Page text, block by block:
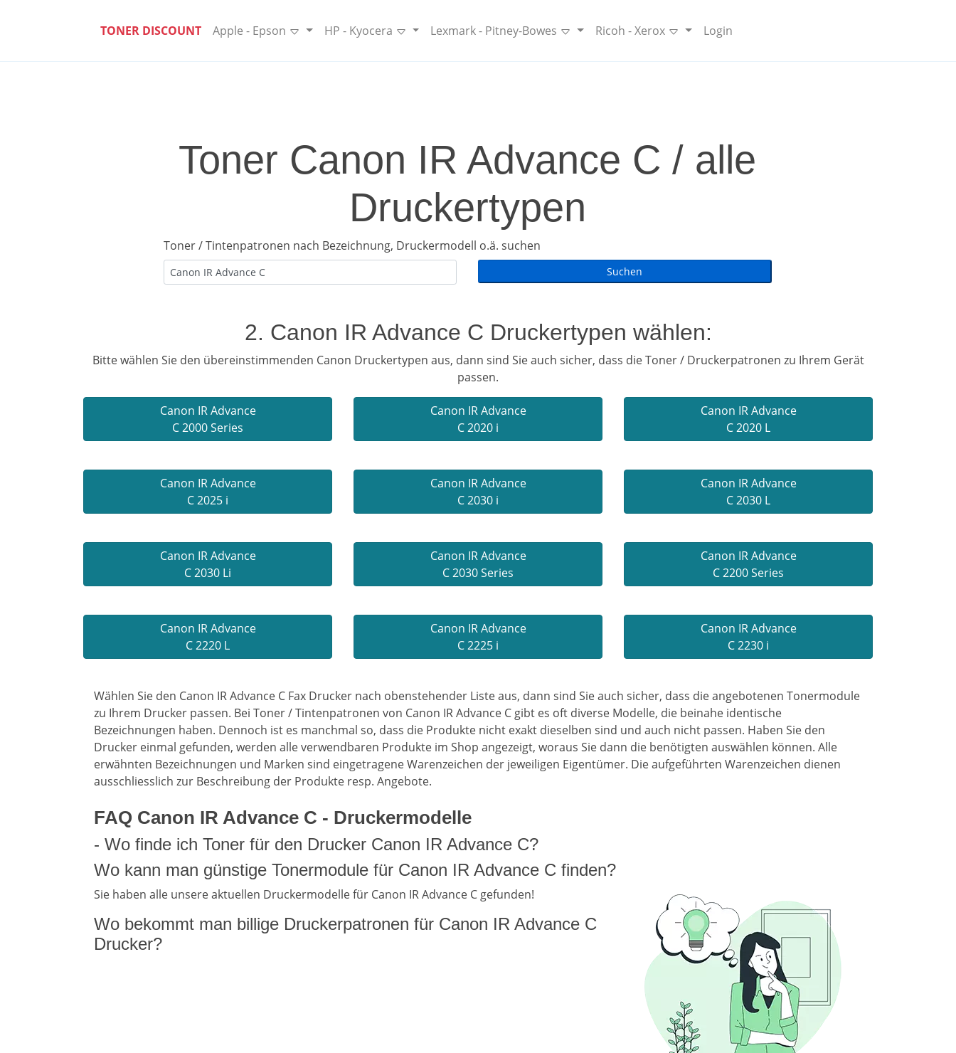
TONER DISCOUNT Apple - Epson HP - Kyocera Lexmark - Pitney-Bowes Ricoh - Xerox Login
Toner Canon IR Advance C / alle
Druckertypen
Toner / Tintenpatronen nach Bezeichnung, Druckermodell o.ä. suchen
2. Canon IR Advance C Druckertypen wählen:
Bitte wählen Sie den übereinstimmenden Canon Druckertypen aus, dann sind Sie auch sicher, dass die Toner / Druckerpatronen zu Ihrem Gerät
passen.
Canon IR Advance
C 2000 Series
Canon IR Advance
C 2020 i
Canon IR Advance
C 2020 L
Canon IR Advance
C 2025 i
Canon IR Advance
C 2030 i
Canon IR Advance
C 2030 L
Canon IR Advance
C 2030 Li
Canon IR Advance
C 2030 Series
Canon IR Advance
C 2200 Series
Canon IR Advance
C 2220 L
Canon IR Advance
C 2225 i
Canon IR Advance
C 2230 i
Wählen Sie den Canon IR Advance C Fax Drucker nach obenstehender Liste aus, dann sind Sie auch sicher, dass die angebotenen Tonermodule
zu Ihrem Drucker passen. Bei Toner / Tintenpatronen von Canon IR Advance C gibt es oft diverse Modelle, die beinahe identische
Bezeichnungen haben. Dennoch ist es manchmal so, dass die Produkte nicht exakt dieselben sind und auch nicht passen. Haben Sie den
Drucker einmal gefunden, werden alle verwendbaren Produkte im Shop angezeigt, woraus Sie dann die benötigten auswählen können. Alle
erwähnten Bezeichnungen und Marken sind eingetragene Warenzeichen der jeweiligen Eigentümer. Die aufgeführten Warenzeichen dienen
ausschliesslich zur Beschreibung der Produkte resp. Angebote.
FAQ Canon IR Advance C - Druckermodelle
- Wo finde ich Toner für den Drucker Canon IR Advance C?
Wo kann man günstige Tonermodule für Canon IR Advance C finden?
Sie haben alle unsere aktuellen Druckermodelle für Canon IR Advance C gefunden!
Wo bekommt man billige Druckerpatronen für Canon IR Advance C
Drucker?